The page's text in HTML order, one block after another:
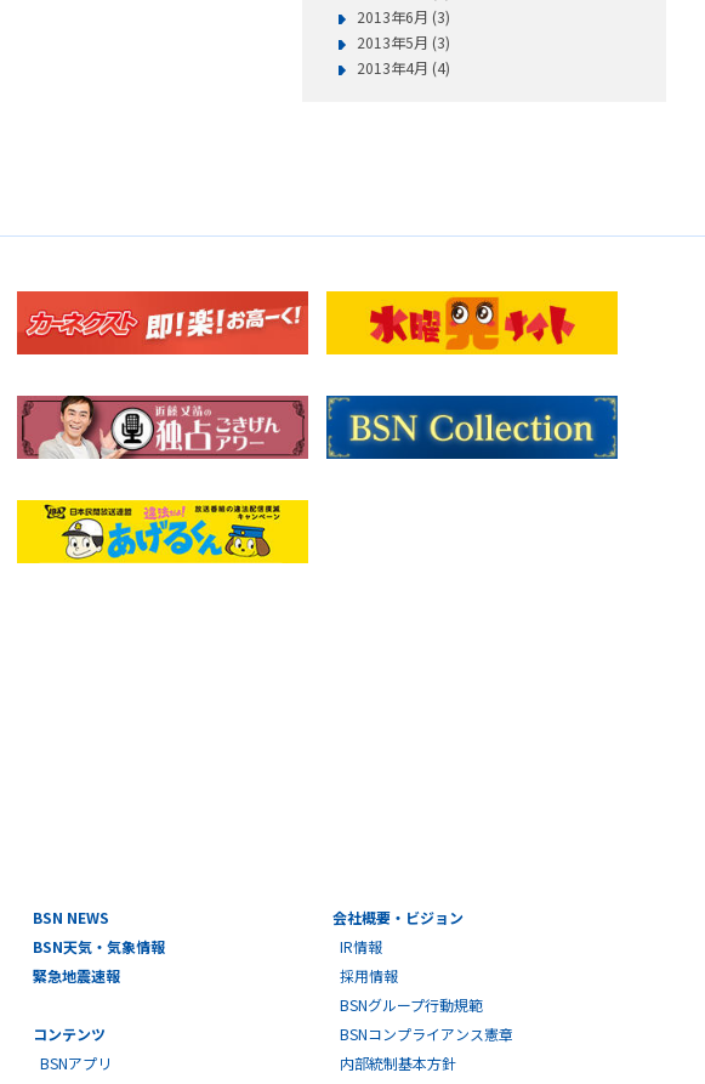
2013年6月 (3)
2013年5月 (3)
2013年4月 (4)
BSN NEWS
BSN天気・気象情報
緊急地震速報
コンテンツ
BSNアプリ
会社概要・ビジョン
IR情報
採用情報
BSNグループ行動規範
BSNコンプライアンス憲章
内部統制基本方針